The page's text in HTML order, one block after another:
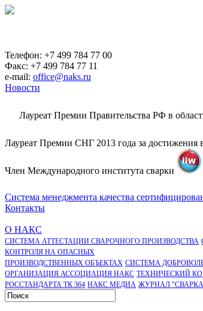
Телефон: +7 499 784 77 00
Факс: +7 499 784 77 11
e-mail: office@naks.ru
Новости
Лауреат Премии Правительства РФ в
Лауреат Премии СНГ 2013 года за достижения в
Член Международного института сварки
Система менеджмента качества
Контакты
О НАКС
СИСТЕМА АТТЕСТАЦИИ СВАРОЧНОГО ПРОИЗВОДСТВА
КОНТРОЛЯ НА ОПАСНЫХ
ПРОИЗВОДСТВЕННЫХ ОБЪЕКТАХ СИСТЕМА
ОРГАНИЗАЦИЯ АССОЦИАЦИЯ НАКС ТЕХНИЧЕСКИЙ
РОССТАНДАРТА ТК 364 НАКС МЕДИА ЖУРНАЛ